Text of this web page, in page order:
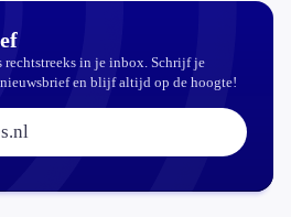
rechtstreeks in je inbox. Schrijf je
en blijf altijd op de hoogte!